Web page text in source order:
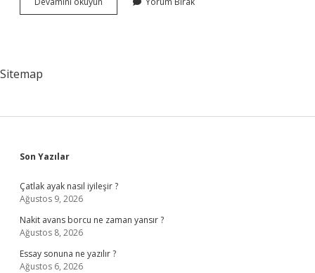
Ne
Sitemap
Sidebar
Son Yazılar
Çatlak ayak nasıl iyileşir ?
Ağustos 9, 2026
Nakit avans borcu ne zaman yansır ?
Ağustos 8, 2026
Essay sonuna ne yazılır ?
Ağustos 6, 2026